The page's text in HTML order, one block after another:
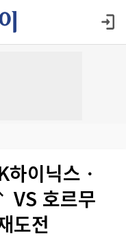
이닉스ㆍ
VS 호르무
도전